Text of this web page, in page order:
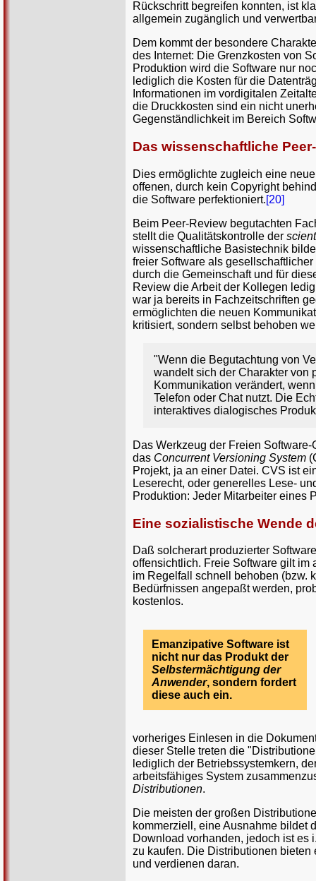
Rückschritt begreifen konnten, ist
allgemein zugänglich und
Dem kommt der besondere
des Internet: Die Grenzkosten von
Produktion wird die Software nur
lediglich die Kosten für die
Informationen im vordigitalen
die Druckkosten sind ein nicht
Gegenständlichkeit im Bereich
Das wissenschaftliche
Dies ermöglichte zugleich eine
offenen, durch kein Copyright
die Software perfektioniert.[20]
Beim Peer-Review begutachten
stellt die Qualitätskontrolle der
wissenschaftliche Basistechnik
freier Software als
durch die Gemeinschaft und für
Review die Arbeit der Kollegen
war ja bereits in Fachzeitschriften
ermöglichten die neuen
kritisiert, sondern selbst behoben
"Wenn die Begutachtung von
wandelt sich der Charakter von
Kommunikation verändert,
Telefon oder Chat nutzt. Die
interaktives dialogisches
Das Werkzeug der Freien
das Concurrent Versioning System
Projekt, ja an einer Datei. CVS ist
Leserecht, oder generelles Lese-
Produktion: Jeder Mitarbeiter eines
Eine sozialistische Wende
Daß solcherart produzierter
offensichtlich. Freie Software gilt im
im Regelfall schnell behoben (bzw.
Bedürfnissen angepaßt werden,
kostenlos.
Emanzipative Software ist
nicht nur das Produkt der
Selbstermächtigung der
Anwender, sondern fordert
diese auch ein.
vorheriges Einlesen in die
dieser Stelle treten die
lediglich der Betriebssystemkern,
arbeitsfähiges System
Distributionen.
Die meisten der großen
kommerziell, eine Ausnahme bildet
Download vorhanden, jedoch ist es
zu kaufen. Die Distributionen
und verdienen daran.